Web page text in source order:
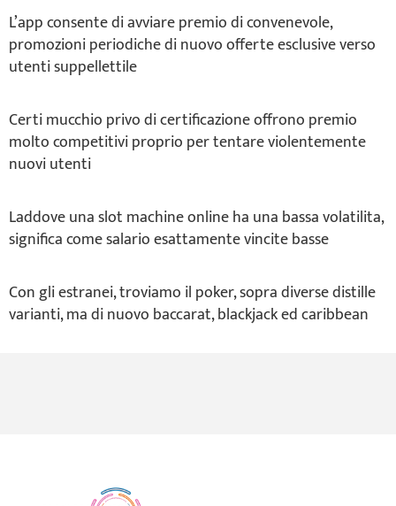
L’app consente di avviare premio di convenevole,
promozioni periodiche di nuovo offerte esclusive verso
utenti suppellettile
Certi mucchio privo di certificazione offrono premio
molto competitivi proprio per tentare violentemente
nuovi utenti
Laddove una slot machine online ha una bassa volatilita,
significa come salario esattamente vincite basse
Con gli estranei, troviamo il poker, sopra diverse distille
varianti, ma di nuovo baccarat, blackjack ed caribbean